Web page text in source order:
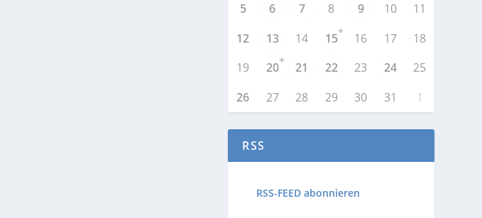
5
6 7 8 9 10
11
12
13 14 15
+
16 17
18
19
20
+
21 22 23 24
25
26
27 28 29 30 31 1
RSS
RSS-FEED abonnieren